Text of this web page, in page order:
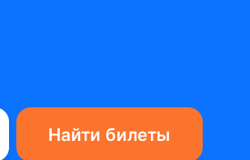
Найти билеты